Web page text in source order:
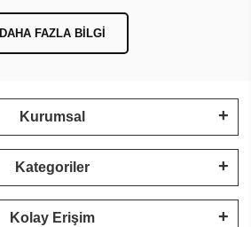
DAHA FAZLA BILGI
Kurumsal
Kategoriler
Kolay Erişim